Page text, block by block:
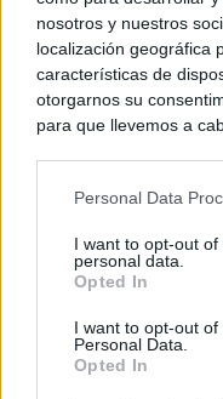
nosotros y nuestros
localización geográfica
características de
otorgarnos su
para que llevemos a
negar su
de su consentimiento,
rechazar tal
cualquier momento
visitando nuestra
Personal Data
I want to opt-out
personal data.
Opted In
I want to opt-out
Personal Data.
Opted In